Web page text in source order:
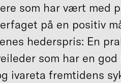
som har vært med
på en positiv
hederspris: En
som har en
ivareta fremtidens